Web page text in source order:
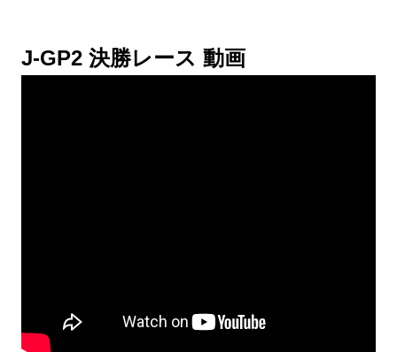
J-GP2 決勝レース 動画